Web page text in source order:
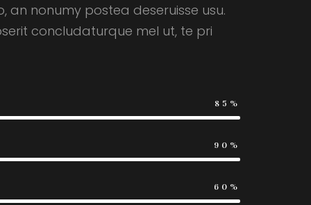
an nonumy postea deseruisse usu.
concludaturque mel ut, te pri
85%
90%
60%